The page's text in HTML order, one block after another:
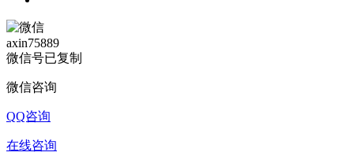
axin75889
微信号已复制
微信咨询
QQ咨询
在线咨询